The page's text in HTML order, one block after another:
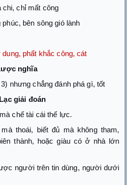
chi, chỉ mất công
bên sông gió lành
phất khắc công, cát
nghĩa
nhưng chẳng đánh phá gì, tốt
giải đoán
chế tài cái thế lực.
thoái, biết đủ mà không tham,
thành, hoặc giàu có ở nhà lớn
người trên tin dùng, người dưới